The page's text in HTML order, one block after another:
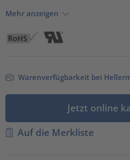
Mehr anzeigen
Warenverfügbarkeit bei
Jetzt online
Auf die Merkliste